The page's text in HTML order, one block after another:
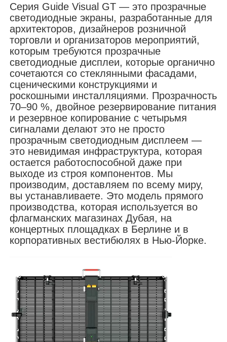
О нас
Экскурсия по фабрике
Контроль качества
Свяжитесь с нами
Новости
Случаи
Запросить расценки
Светодиодный экран дисплея
Экран СИД концерта
Серия Guide Visual GT — это прозрачные
светодиодные экраны, разработанные для
архитекторов, дизайнеров розничной
торговли и организаторов мероприятий,
которым требуются прозрачные
светодиодные дисплеи, которые органично
сочетаются со стеклянными фасадами,
сценическими конструкциями и
роскошными инсталляциями. Прозрачность
70–90 %, двойное резервирование питания
и резервное копирование с четырьмя
сигналами делают это не просто
прозрачным светодиодным дисплеем —
это невидимая инфраструктура, которая
остается работоспособной даже при
выходе из строя компонентов. Мы
производим, доставляем по всему миру,
вы устанавливаете. Это модель прямого
производства, которая используется во
флагманских магазинах Дубая, на
концертных площадках в Берлине и в
корпоративных вестибюлях в Нью-Йорке.